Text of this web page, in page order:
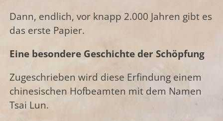
Dann, endlich, vor knapp 2.000 Jahren gibt es
das erste Papier.
Eine besondere Geschichte der Schöpfung
Zugeschrieben wird diese Erfindung einem
chinesischen Hofbeamten mit dem Namen
Tsai Lun.